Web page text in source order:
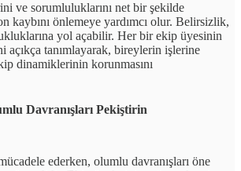
ve sorumluluklarını net bir şekilde
kaybını önlemeye yardımcı olur. Belirsizlik,
yol açabilir. Her bir ekip üyesinin
açıkça tanımlayarak, bireylerin işlerine
dinamiklerinin korunmasını
Davranışları Pekiştirin
ederken, olumlu davranışları öne